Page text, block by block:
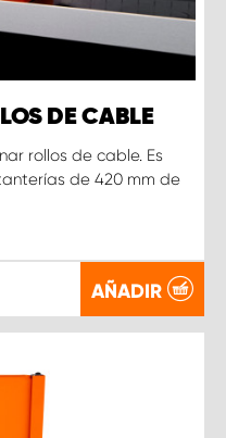
DE CABLE
rollos de cable. Es
de 420 mm de
AÑADIR